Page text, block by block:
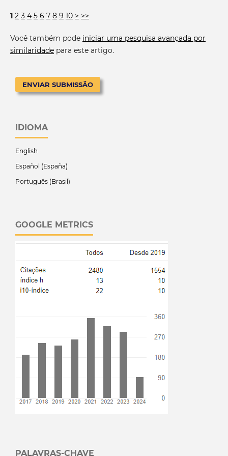
1 2 3 4 5 6 7 8 9 10 > >>
Você também pode iniciar uma pesquisa avançada por
similaridadepara este artigo.
ENVIAR SUBMISSÃO
IDIOMA
English
Español (España)
Português (Brasil)
GOOGLE METRICS
PALAVRAS-CHAVE